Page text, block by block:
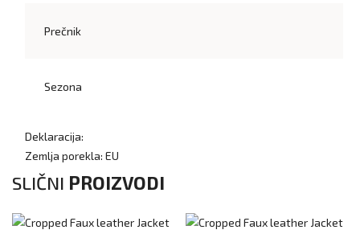
Prečnik
Sezona
Deklaracija:
Zemlja porekla: EU
SLIČNI PROIZVODI